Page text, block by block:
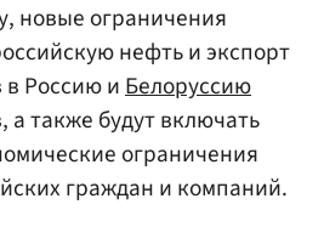
новые ограничения
нефть и экспорт
в Россию иБелоруссию
а также будут включать
ограничения
граждан и компаний.